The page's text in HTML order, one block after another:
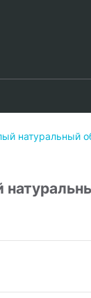
натуральный